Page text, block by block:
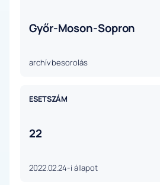
Győr-Moson-Sopron
archív besorolás
ESETSZÁM
22
2022.02.24-i állapot